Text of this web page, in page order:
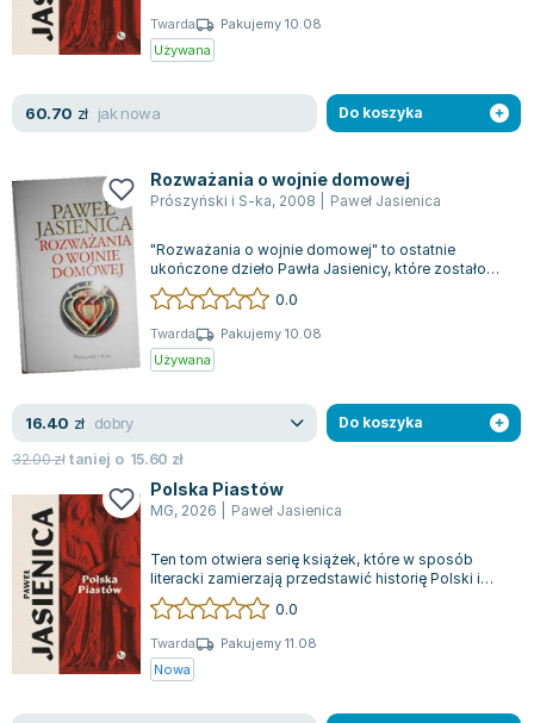
Twarda
Pakujemy 10.08
Używana
60.70 zł jak nowa Do koszyka
Rozważania o wojnie domowej
Prószyński i S-ka, 2008 Paweł Jasienica
"Rozważania o wojnie domowej" to ostatnie
ukończone dzieło Pawła Jasienicy, które zostało
opublikowane w 1969 roku. Książka w inte...
0.0
Twarda
Pakujemy 10.08
Używana
16.40 zł dobry
32.00złtaniej o 15.60 zł
Do koszyka
Polska Piastów
MG, 2026 Paweł Jasienica
Ten tom otwiera serię książek, które w sposób
literacki zamierzają przedstawić historię Polski i
narodów, które później z nią sfed...
0.0
Twarda
Pakujemy 11.08
Nowa